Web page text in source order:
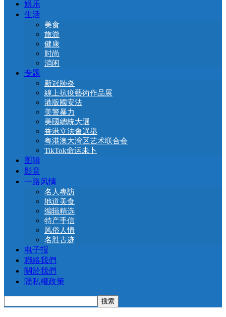
娛乐
生活
美食
旅游
健康
时尚
消闲
专题
新冠肺炎
線上抗疫藝術作品展
港版國安法
美警暴力
美國總統大選
香港立法會選舉
粤港澳大湾区艺术联合会
TikTok命运未卜
图辑
影音
一路风情
名人專訪
地道美食
编辑精选
特产手信
风俗人情
名胜古迹
电子报
聯絡我們
關於我們
隱私權政策